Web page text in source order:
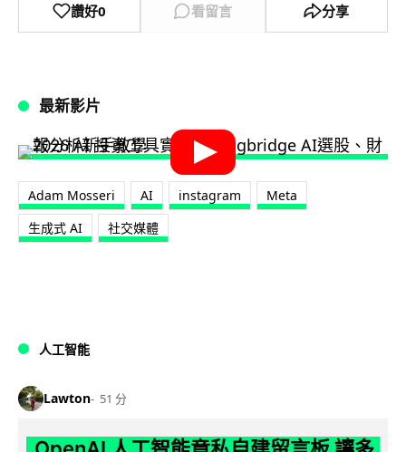
讚好0 看留言 分享
最新影片
Adam Mosseri AI instagram
Meta
生成式 AI
社交媒體
人工智能
Lawton 51 分